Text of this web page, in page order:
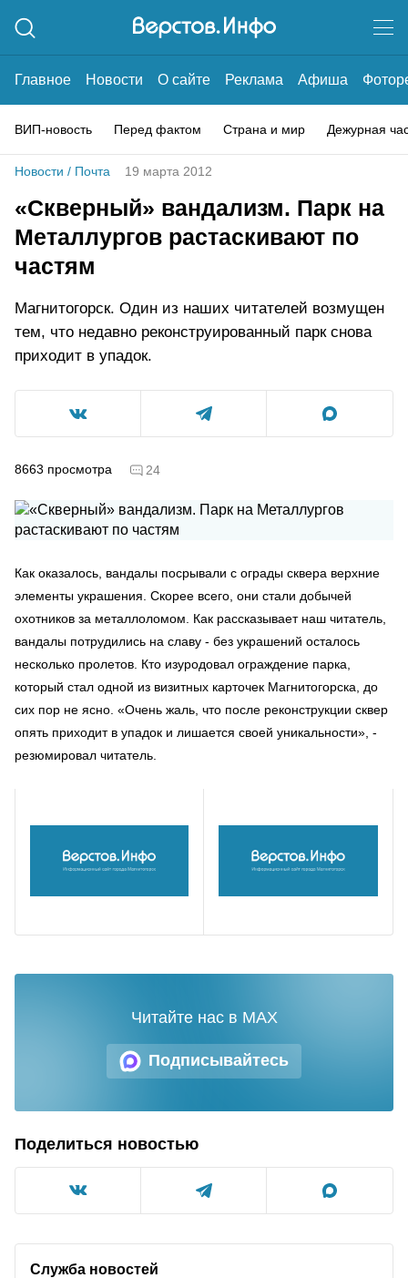
Главное Новости О сайте Реклама Афиша
ВИП-новость Перед фактом Страна и мир Дежурная
Новости / Почта 19 марта 2012
«Скверный» вандализм. Парк на
Металлургов растаскивают по
частям
Магнитогорск. Один из наших читателей возмущен
тем, что недавно реконструированный парк снова
приходит в упадок.
8663 просмотра 24
Как оказалось, вандалы посрывали с ограды сквера верхние
элементы украшения. Скорее всего, они стали добычей
охотников за металлоломом. Как рассказывает наш читатель,
вандалы потрудились на славу - без украшений осталось
несколько пролетов. Кто изуродовал ограждение парка,
который стал одной из визитных карточек Магнитогорска, до
сих пор не ясно. «Очень жаль, что после реконструкции сквер
опять приходит в упадок и лишается своей уникальности», -
резюмировал читатель.
Подписывайтесь
Читайте нас в MAX
Поделиться новостью
Служба новостей